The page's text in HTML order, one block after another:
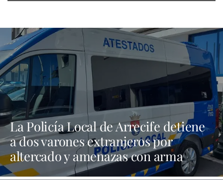
La Policía Local de Arrecife detiene
a dos varones extranjeros por
altercado y amenazas con arma
blanca